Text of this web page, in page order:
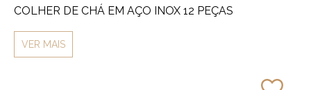
COLHER DE CHÁ EM AÇO INOX 12 PEÇAS
VER MAIS